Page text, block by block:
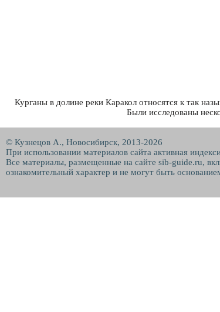
Курганы в долине реки Каракол относятся к так
Были исследованы
© Кузнецов А., Новосибирск, 2013-2026
При использовании материалов сайта активная
Все материалы, размещенные на сайте sib-guide.ru,
ознакомительный характер и не могут быть